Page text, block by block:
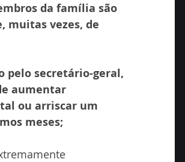
da família são
muitas vezes, de
pelo secretário-geral,
aumentar
ou arriscar um
meses;